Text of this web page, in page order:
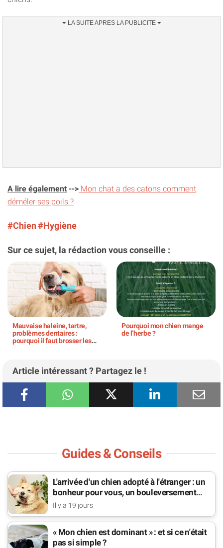
A lire également --> Mon chat a des catons comment
déméler ses poils ?
#Chien#Hygiène
Sur ce sujet, la rédaction vous conseille :
Mauvaise haleine, tartre,
problèmes dentaires :
pourquoi il faut brosser les
Pourquoi mon chien mange
de l’herbe ?
Article intéressant ? Partagez le !
Guides & Conseils
L'arrivée d'un chien adopté à l'étranger : un
bonheur pour vous, un bouleversement
pour lui
Il y a 19 jours
« Mon chien est dominant » : et si ce n'était
pas si simple ?